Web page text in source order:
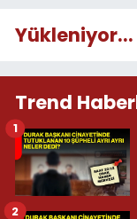
Yükleniyor...
Trend
1
2